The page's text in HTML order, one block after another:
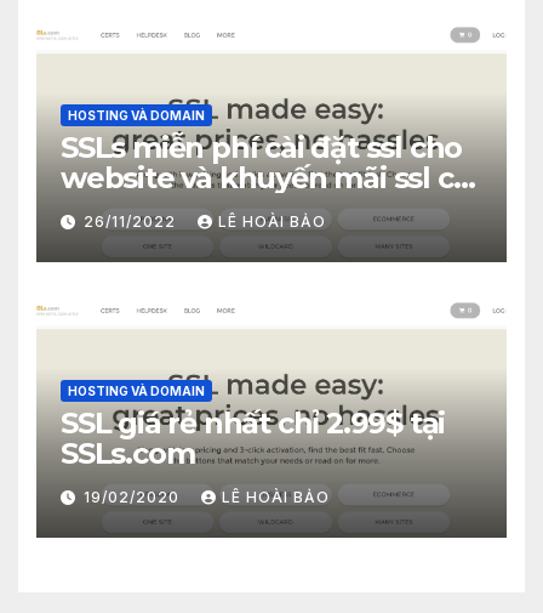
HOSTING VÀ DOMAIN
SSLs miễn phí cài đặt ssl cho
website và khuyến mãi ssl chỉ
2.99$
26/11/2022 LÊ HOÀI BẢO
HOSTING VÀ DOMAIN
SSL giá rẻ nhất chỉ 2.99$ tại
SSLs.com
19/02/2020 LÊ HOÀI BẢO